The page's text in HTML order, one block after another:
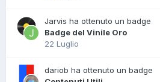
Jarvis ha ottenuto un badge
Badge del Vinile Oro
22 Luglio
dariob ha ottenuto un badge